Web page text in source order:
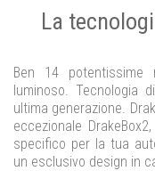
La
Ben 14 potentissime
luminoso. Tecnologia
ultima generazione.
eccezionale
specifico per la tua
un esclusivo design in